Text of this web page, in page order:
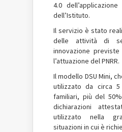
4.0
dell’Istituto.
Il servizio è stato
delle attività di
innovazione
l’attuazione del PNRR.
Il modello DSU Mini,
utilizzato da circa
familiari, più del
dichiarazioni
utilizzato nella
situazioni in cui è